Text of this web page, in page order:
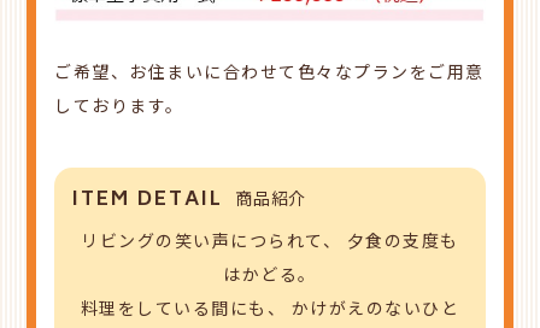
ご希望、お住まいに合わせて色々なプランをご用意
しております。
ITEM DETAIL 商品紹介
リビングの笑い声につられて、
夕食の支度も
はかどる。
料理をしている間にも、 かけがえのないひと